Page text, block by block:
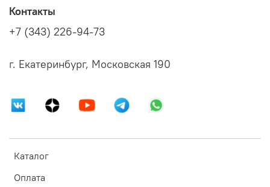
Каталог
Оплата
Контакты
+7 (343) 226-94-73
г. Екатеринбург, Московская 190